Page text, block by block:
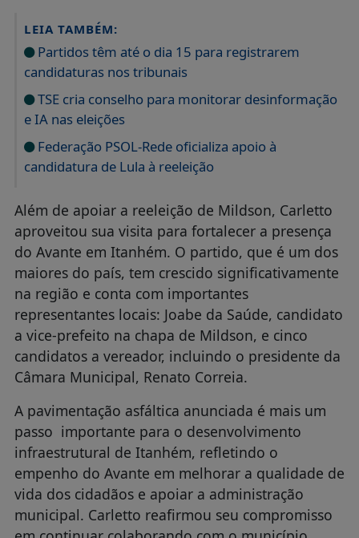
LEIA TAMBÉM:
Partidos têm até o dia 15 para registrarem
candidaturas nos tribunais
TSE cria conselho para monitorar desinformação
e IA nas eleições
Federação PSOL-Rede oficializa apoio à
candidatura de Lula à reeleição
Além de apoiar a reeleição de Mildson, Carletto
aproveitou sua visita para fortalecer a presença
do Avante em Itanhém. O partido, que é um dos
maiores do país, tem crescido significativamente
na região e conta com importantes
representantes locais: Joabe da Saúde, candidato
a vice-prefeito na chapa de Mildson, e cinco
candidatos a vereador, incluindo o presidente da
Câmara Municipal, Renato Correia.
A pavimentação asfáltica anunciada é mais um
passo importante para o desenvolvimento
infraestrutural de Itanhém, refletindo o
empenho do Avante em melhorar a qualidade de
vida dos cidadãos e apoiar a administração
municipal. Carletto reafirmou seu compromisso